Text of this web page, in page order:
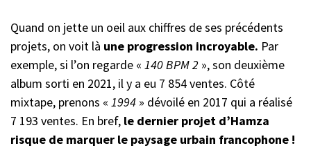
Quand on jette un oeil aux chiffres de ses précédents
projets, on voit là une progression incroyable. Par
exemple, si l’on regarde « 140 BPM 2 », son deuxième
album sorti en 2021, il y a eu 7 854 ventes. Côté
mixtape, prenons « 1994 » dévoilé en 2017 qui a réalisé
7 193 ventes. En bref, le dernier projet d’Hamza
risque de marquer le paysage urbain francophone !